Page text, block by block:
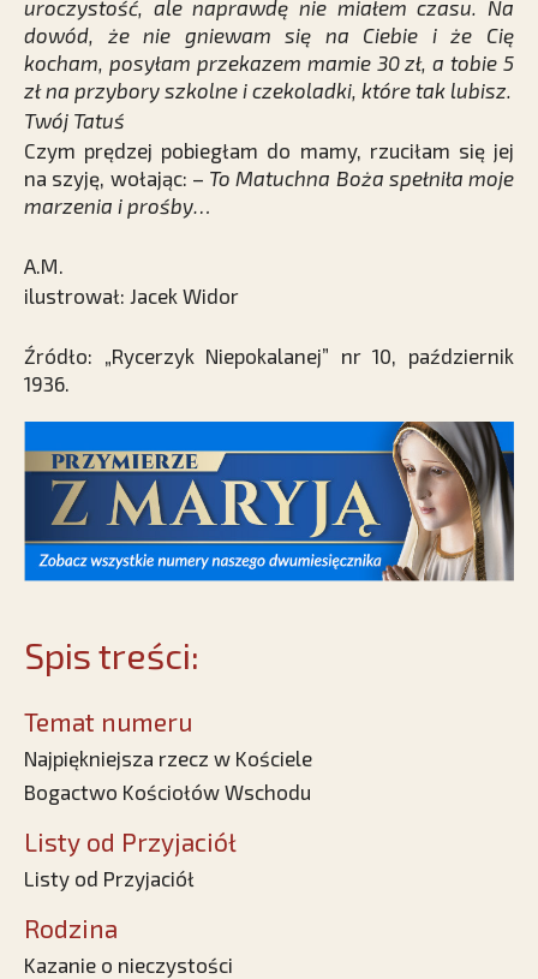
uroczystość, ale naprawdę nie miałem czasu. Na
dowód, że nie gniewam się na Ciebie i że Cię
kocham, posyłam przekazem mamie 30 zł, a tobie 5
zł na przybory szkolne i czekoladki, które tak lubisz.
Twój Tatuś
Czym prędzej pobiegłam do mamy, rzuciłam się jej
na szyję, wołając: – To Matuchna Boża spełniła moje
marzenia i prośby…
A.M.
ilustrował: Jacek Widor
Źródło: „Rycerzyk Niepokalanej” nr 10, październik
1936.
Spis treści:
Temat numeru
Najpiękniejsza rzecz w Kościele
Bogactwo Kościołów Wschodu
Listy od Przyjaciół
Listy od Przyjaciół
Rodzina
Kazanie o nieczystości